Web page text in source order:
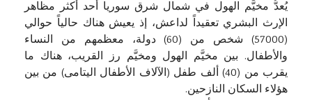
يُعدُّ مخيَّم الهول في شمال شرق سوريا أحد أكثر مظاهر
الإرث البشري تعقيداً لداعش، إذ يعيش هناك حالياً حوالي
(57000) شخص من (60) دولة، معظمهم من النساء
والأطفال. بين مخيَّم الهول ومخيَّم رز القريب، هناك ما
يقرب من (40) ألف طفل (الآلاف الأطفال اليتامى) من بين
هؤلاء السكان النازحين.